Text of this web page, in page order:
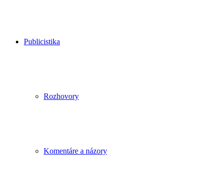
Publicistika
Rozhovory
Komentáre a názory